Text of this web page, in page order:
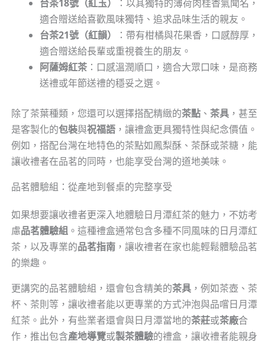
台茶18號（紅玉）
：以其獨特的薄荷肉桂香氣聞名，
適合贈送給喜歡風味獨特、追求品味生活的親友。
台茶21號（紅韻）
：帶有柑橘與花果香，口感醇厚，
適合贈送給長輩或重視養生的朋友。
阿薩姆紅茶：口感溫潤順口，適合大眾口味，是商務
送禮或年節送禮的穩妥之選。
除了茶葉種類，您還可以選擇搭配精緻的茶點、 茶具，甚至
是客製化的包裝與祝福語，讓禮盒更具獨特性與紀念價值。
例如，搭配台灣在地特色的茶點如鳳梨酥、茶酥或茶糖，能
讓收禮者在品茗的同時，也能享受台灣的道地美味。
品茗體驗組：從產地到餐桌的完整享受
如果想要讓收禮者更深入地體驗日月潭紅茶的魅力，不妨考
慮品茗體驗組。這種禮盒通常包含多種不同風味的日月潭紅
茶，以及專業的品茗指南，讓收禮者在家也能輕鬆體驗品茗
的樂趣。
更講究的品茗體驗組，還會包含精美的茶具，例如茶壺、茶
杯、茶則等，讓收禮者能以更專業的方式沖泡與品嚐日月潭
紅茶。此外，有些業者還會與日月潭當地的茶莊或茶廠合
作，推出包含產地導覽或製茶體驗的禮盒，讓收禮者能親身